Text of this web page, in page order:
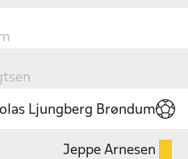
Ljungberg Brøndum
Jeppe Arnesen